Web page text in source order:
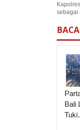
sebagai
Bali